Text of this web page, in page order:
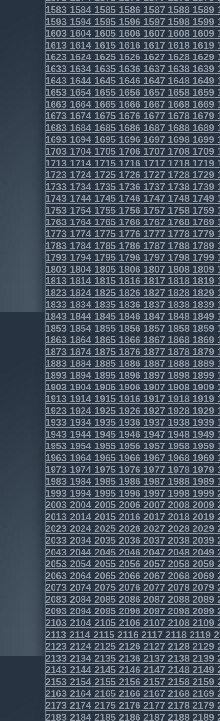
1583 1584 1585 1586 1587 1588 1589
1593 1594 1595 1596 1597 1598 1599
1603 1604 1605 1606 1607 1608 1609
1613 1614 1615 1616 1617 1618 1619
1623 1624 1625 1626 1627 1628 1629
1633 1634 1635 1636 1637 1638 1639
1643 1644 1645 1646 1647 1648 1649
1653 1654 1655 1656 1657 1658 1659
1663 1664 1665 1666 1667 1668 1669
1673 1674 1675 1676 1677 1678 1679
1683 1684 1685 1686 1687 1688 1689
1693 1694 1695 1696 1697 1698 1699
1703 1704 1705 1706 1707 1708 1709
1713 1714 1715 1716 1717 1718 1719
1723 1724 1725 1726 1727 1728 1729
1733 1734 1735 1736 1737 1738 1739
1743 1744 1745 1746 1747 1748 1749
1753 1754 1755 1756 1757 1758 1759
1763 1764 1765 1766 1767 1768 1769
1773 1774 1775 1776 1777 1778 1779
1783 1784 1785 1786 1787 1788 1789
1793 1794 1795 1796 1797 1798 1799
1803 1804 1805 1806 1807 1808 1809
1813 1814 1815 1816 1817 1818 1819
1823 1824 1825 1826 1827 1828 1829
1833 1834 1835 1836 1837 1838 1839
1843 1844 1845 1846 1847 1848 1849
1853 1854 1855 1856 1857 1858 1859
1863 1864 1865 1866 1867 1868 1869
1873 1874 1875 1876 1877 1878 1879
1883 1884 1885 1886 1887 1888 1889
1893 1894 1895 1896 1897 1898 1899
1903 1904 1905 1906 1907 1908 1909
1913 1914 1915 1916 1917 1918 1919
1923 1924 1925 1926 1927 1928 1929
1933 1934 1935 1936 1937 1938 1939
1943 1944 1945 1946 1947 1948 1949
1953 1954 1955 1956 1957 1958 1959
1963 1964 1965 1966 1967 1968 1969
1973 1974 1975 1976 1977 1978 1979
1983 1984 1985 1986 1987 1988 1989
1993 1994 1995 1996 1997 1998 1999
2003 2004 2005 2006 2007 2008 2009
2013 2014 2015 2016 2017 2018 2019
2023 2024 2025 2026 2027 2028 2029
2033 2034 2035 2036 2037 2038 2039
2043 2044 2045 2046 2047 2048 2049
2053 2054 2055 2056 2057 2058 2059
2063 2064 2065 2066 2067 2068 2069
2073 2074 2075 2076 2077 2078 2079
2083 2084 2085 2086 2087 2088 2089
2093 2094 2095 2096 2097 2098 2099
2103 2104 2105 2106 2107 2108 2109
2113 2114 2115 2116 2117 2118 2119
2123 2124 2125 2126 2127 2128 2129
2133 2134 2135 2136 2137 2138 2139
2143 2144 2145 2146 2147 2148 2149
2153 2154 2155 2156 2157 2158 2159
2163 2164 2165 2166 2167 2168 2169
2173 2174 2175 2176 2177 2178 2179
2183 2184 2185 2186 2187 2188 2189